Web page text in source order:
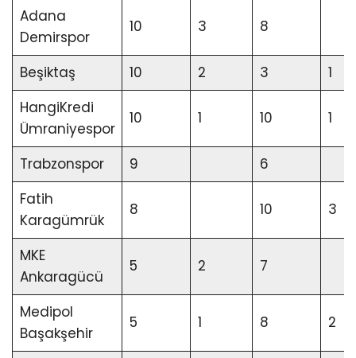
Adana
Demirspor
10 3 8
Beşiktaş 10 2 3
1
HangiKredi
Ümraniyespor
10 1 10 1
Trabzonspor 9
6
Fatih
Karagümrük
8 10 3
MKE
Ankaragücü
5 2 7
Medipol
Başakşehir
5 1 8 2